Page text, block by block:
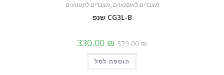
מצברים לאופנועים,מצברים לקטנועים
המחיר
המקורי
330.00₪ המחיר
הנוכחי
הוא:
330.00 ₪.